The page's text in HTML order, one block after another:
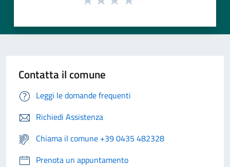
Contatta il comune
Leggi le domande frequenti
Richiedi Assistenza
Chiama il comune +39 0435 482328
Prenota un appuntamento